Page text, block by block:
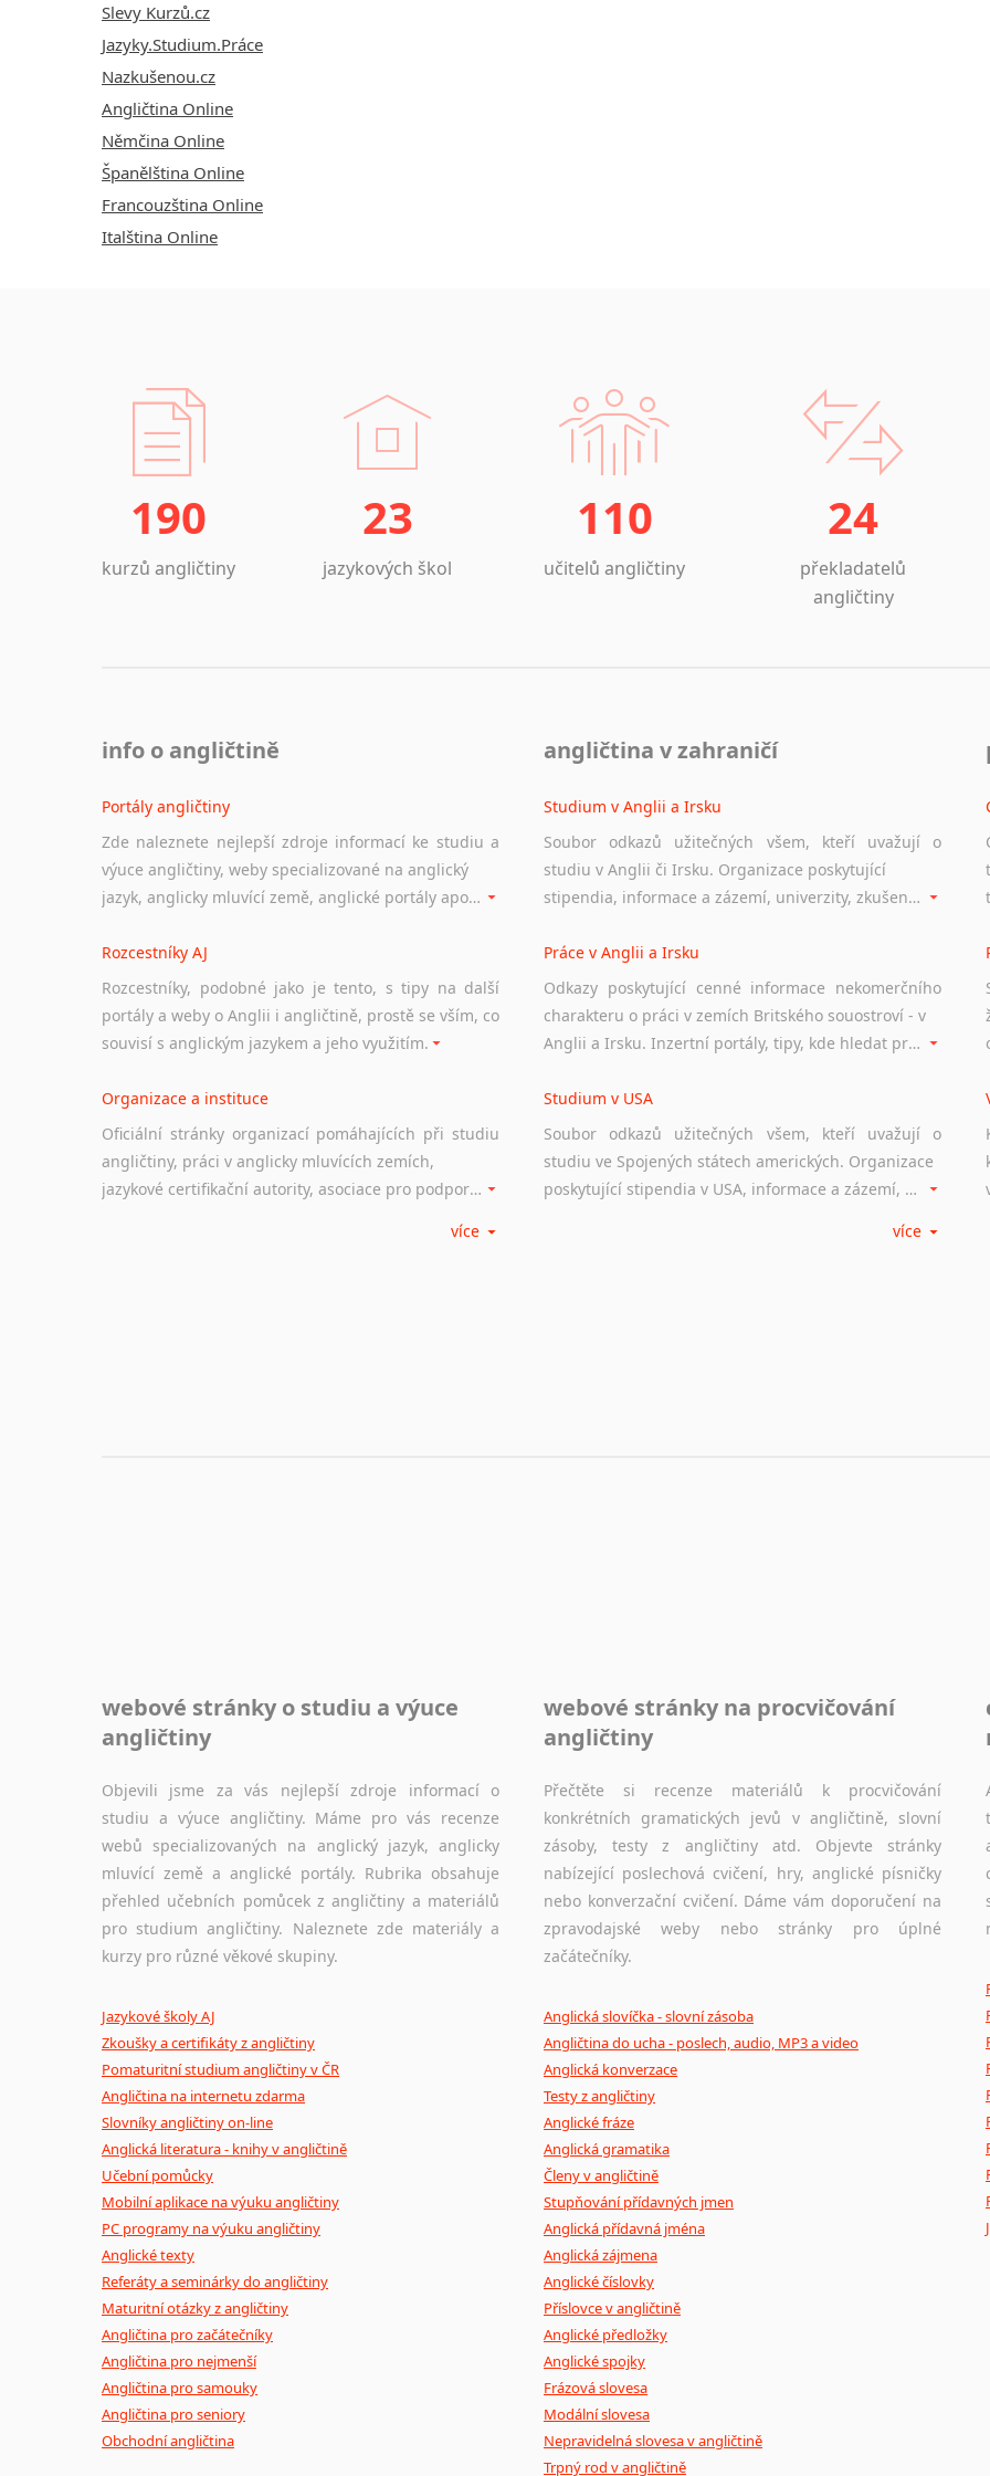
Slevy Kurzů.cz
Jazyky.Studium.Práce
Nazkušenou.cz
Angličtina Online
Němčina Online
Španělština Online
Francouzština Online
Italština Online
190
kurzů angličtiny
23
jazykových škol
110
učitelů angličtiny
24
překladatelů
angličtiny
info o angličtině
Portály angličtiny
Zde naleznete nejlepší zdroje informací ke studiu a
výuce angličtiny, weby specializované na anglický
jazyk, anglicky mluvící země, anglické portály apod. Rubrika obsahuje zejména komplexní a maximálně kvalitní stránky využitelné ke studiu angličtiny.
Rozcestníky AJ
Rozcestníky, podobné jako je tento, s tipy na další
portály a weby o Anglii i angličtině, prostě se vším, co
souvisí s anglickým jazykem a jeho využitím.
Organizace a instituce
Oficiální stránky organizací pomáhajících při studiu
angličtiny, práci v anglicky mluvících zemích,
jazykové certifikační autority, asociace pro podporu jazykového vzdělávání ad.
více
angličtina v zahraničí
Studium v Anglii a Irsku
Soubor odkazů užitečných všem, kteří uvažují o
studiu v Anglii či Irsku. Organizace poskytující
stipendia, informace a zázemí, univerzity, zkušenosti studentů.
Práce v Anglii a Irsku
Odkazy poskytující cenné informace nekomerčního
charakteru o práci v zemích Britského souostroví - v
Anglii a Irsku. Inzertní portály, tipy, kde hledat práci na internetu případně osobní zkušenosti ostatních.
Studium v USA
Soubor odkazů užitečných všem, kteří uvažují o
studiu ve Spojených státech amerických. Organizace
poskytující stipendia v USA, informace a zázemí, univerzity i zkušenosti studentů.
Životopis v angličtině
Hledáte-li si práci v zahraničí, bez životopisu v
však může fakt, že pro něj platí stejná obecná pravidla, jako pro český životopis. Tak dost otálení a začněte s pomocí materiálů na této stránce psát!
více
webové stránky o studiu a výuce
angličtiny
Objevili jsme za vás nejlepší zdroje informací o
studiu a výuce angličtiny. Máme pro vás recenze
webů specializovaných na anglický jazyk, anglicky
mluvící země a anglické portály. Rubrika obsahuje
přehled učebních pomůcek z angličtiny a materiálů
pro studium angličtiny. Naleznete zde materiály a
kurzy pro různé věkové skupiny.
Jazykové školy AJ
Zkoušky a certifikáty z angličtiny
Pomaturitní studium angličtiny v ČR
Angličtina na internetu zdarma
Slovníky angličtiny on-line
Anglická literatura - knihy v angličtině
Učební pomůcky
Mobilní aplikace na výuku angličtiny
PC programy na výuku angličtiny
Anglické texty
Referáty a seminárky do angličtiny
Maturitní otázky z angličtiny
Angličtina pro začátečníky
Angličtina pro nejmenší
Angličtina pro samouky
Angličtina pro seniory
Obchodní angličtina
webové stránky na procvičování
angličtiny
Přečtěte si recenze materiálů k procvičování
konkrétních gramatických jevů v angličtině, slovní
zásoby, testy z angličtiny atd. Objevte stránky
nabízející poslechová cvičení, hry, anglické písničky
nebo konverzační cvičení. Dáme vám doporučení na
zpravodajské weby nebo stránky pro úplné
začátečníky.
Anglická slovíčka - slovní zásoba
Angličtina do ucha - poslech, audio, MP3 a video
Anglická konverzace
Testy z angličtiny
Anglické fráze
Anglická gramatika
Členy v angličtině
Stupňování přídavných jmen
Anglická přídavná jména
Anglická zájmena
Anglické číslovky
Příslovce v angličtině
Anglické předložky
Anglické spojky
Frázová slovesa
Modální slovesa
Nepravidelná slovesa v angličtině
Trpný rod v angličtině